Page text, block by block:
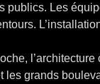
publics. Les
les grands